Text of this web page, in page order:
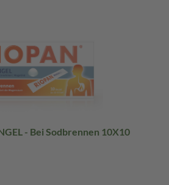
- Bei Sodbrennen 10X10